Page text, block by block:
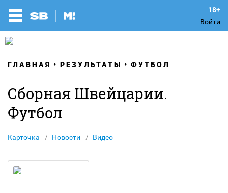
Войти
ГЛАВНАЯ РЕЗУЛЬТАТЫ ФУТБОЛ
Сборная Швейцарии.
Футбол
Карточка Новости Видео